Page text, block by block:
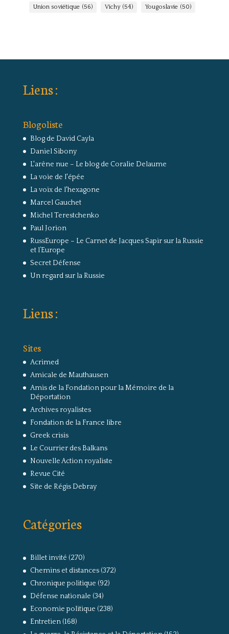
Union soviétique (56) Vichy (54) Yougoslavie (50)
Liens :
Blogoliste
Blog de David Cayla
Daniel Sibony
L'arêne nue – Le blog de Coralie Delaume
La voie de l'épée
La voix de l'hexagone
Marcel Gauchet
Michel Terestchenko
Paul Jorion
RussEurope – Le Carnet de Jacques Sapir sur la Russie
et l’Europe
Secret Défense
Un regard sur la Russie
Liens :
Sites
Acrimed
Amicale de Mauthausen
Amis de la Fondation pour la Mémoire de la
Déportation
Archives royalistes
Fondation de la France libre
Greek crisis
Le Courrier des Balkans
Nouvelle Action royaliste
Revue Cité
Site de Régis Debray
Catégories
Billet invité (270)
Chemins et distances(372)
Chronique politique (92)
Défense nationale (34)
Economie politique (238)
Entretien(168)